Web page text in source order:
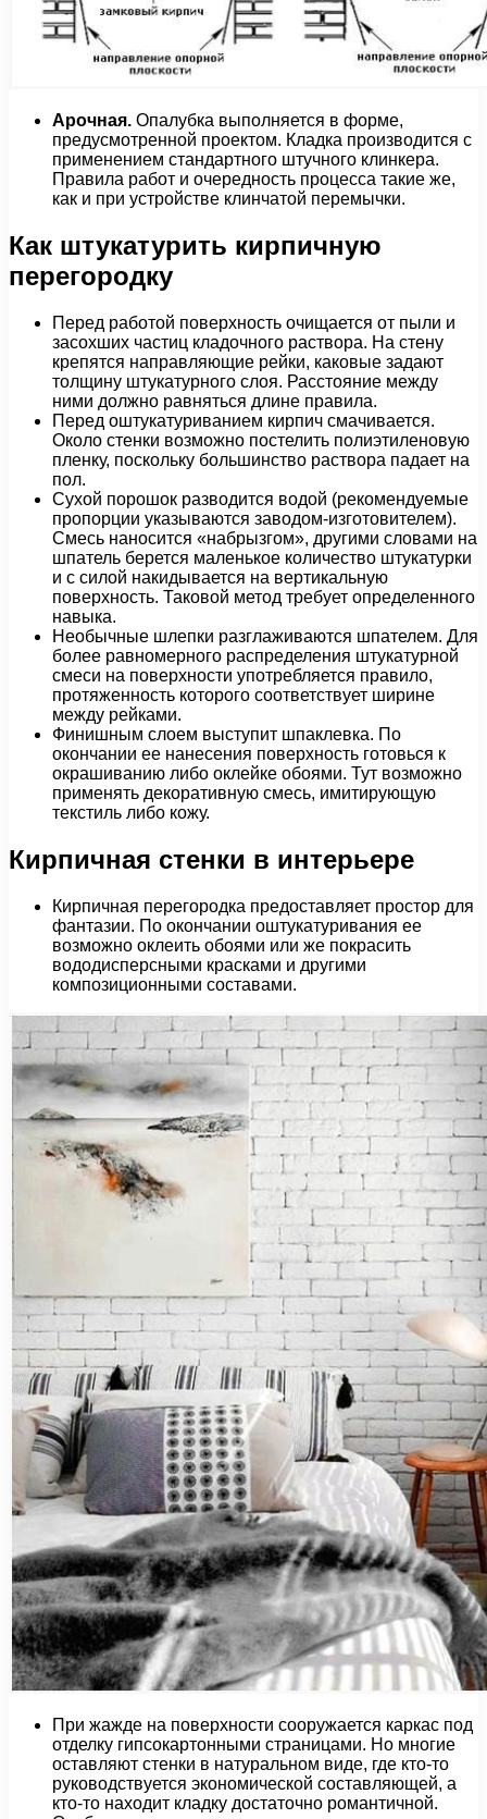
Арочная. Опалубка выполняется в форме,
предусмотренной проектом. Кладка производится с
применением стандартного штучного клинкера.
Правила работ и очередность процесса такие же,
как и при устройстве клинчатой перемычки.
Как штукатурить кирпичную
перегородку
Перед работой поверхность очищается от пыли и
засохших частиц кладочного раствора. На стену
крепятся направляющие рейки, каковые задают
толщину штукатурного слоя. Расстояние между
ними должно равняться длине правила.
Перед оштукатуриванием кирпич смачивается.
Около стенки возможно постелить полиэтиленовую
пленку, поскольку большинство раствора падает на
пол.
Сухой порошок разводится водой (рекомендуемые
пропорции указываются заводом-изготовителем).
Смесь наносится «набрызгом», другими словами на
шпатель берется маленькое количество штукатурки
и с силой накидывается на вертикальную
поверхность. Таковой метод требует определенного
навыка.
Необычные шлепки разглаживаются шпателем. Для
более равномерного распределения штукатурной
смеси на поверхности употребляется правило,
протяженность которого соответствует ширине
между рейками.
Финишным слоем выступит шпаклевка. По
окончании ее нанесения поверхность готовься к
окрашиванию либо оклейке обоями. Тут возможно
применять декоративную смесь, имитирующую
текстиль либо кожу.
Кирпичная стенки в интерьере
Кирпичная перегородка предоставляет простор для
фантазии. По окончании оштукатуривания ее
возможно оклеить обоями или же покрасить
вододисперсными красками и другими
композиционными составами.
При жажде на поверхности сооружается каркас под
отделку гипсокартонными страницами. Но многие
оставляют стенки в натуральном виде, где кто-то
руководствуется экономической составляющей, а
кто-то находит кладку достаточно романтичной.